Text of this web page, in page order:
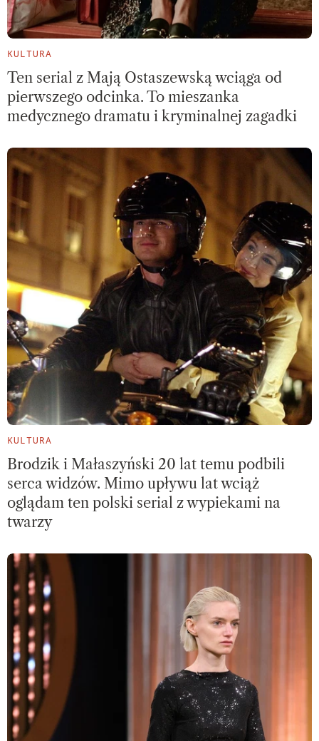
KULTURA
Ten serial z Mają Ostaszewską wciąga od
pierwszego odcinka. To mieszanka
medycznego dramatu i kryminalnej zagadki
KULTURA
Brodzik i Małaszyński 20 lat temu podbili
serca widzów. Mimo upływu lat wciąż
oglądam ten polski serial z wypiekami na
twarzy